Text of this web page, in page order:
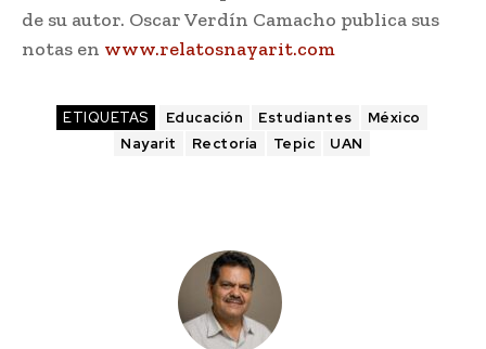
de su autor. Oscar Verdín Camacho publica sus
notas en www.relatosnayarit.com
ETIQUETAS Educación Estudiantes
México
Nayarit
Rectoría Tepic UAN